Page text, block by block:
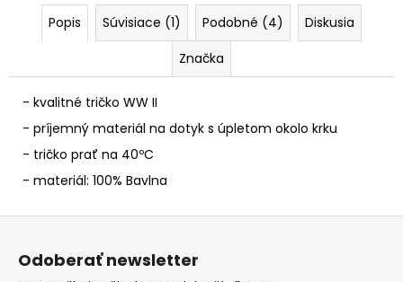
Popis Súvisiace (1) Podobné (4)
Diskusia
Značka
- kvalitné tričko WW II
- príjemný materiál na dotyk s úpletom okolo krku
- tričko prať na 40ºC
- materiál: 100% Bavlna
Z
Odoberať newsletter